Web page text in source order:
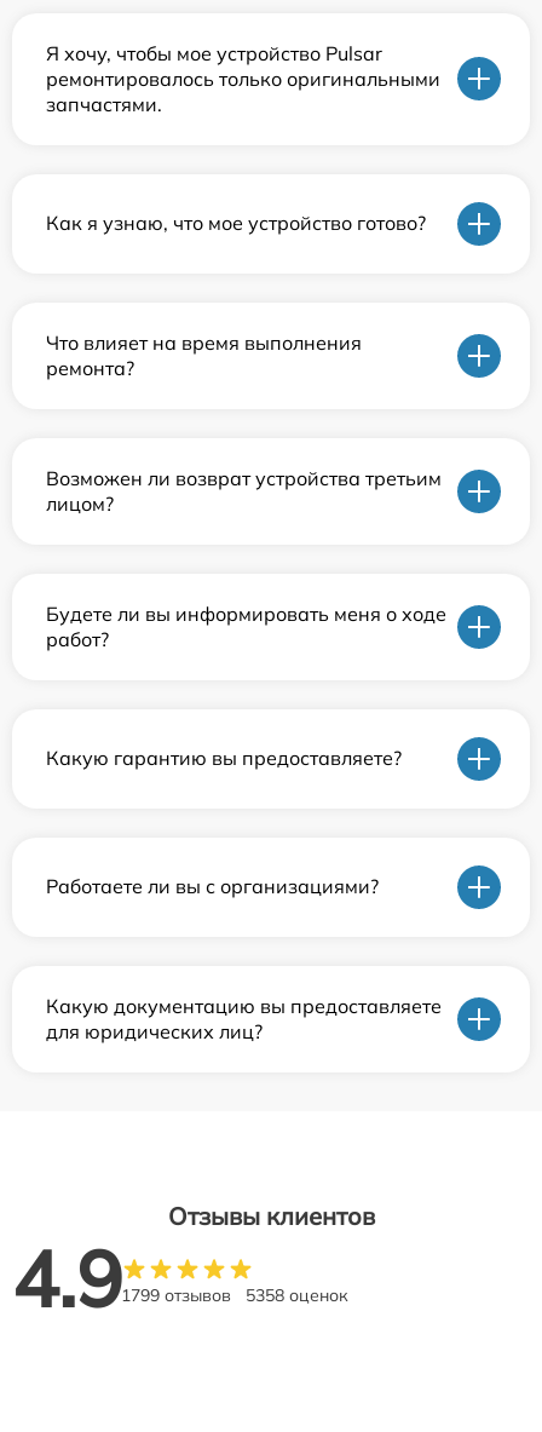
Я хочу, чтобы мое устройство Pulsar
ремонтировалось только оригинальными
запчастями.
Как я узнаю, что мое устройство готово?
Что влияет на время выполнения
ремонта?
Возможен ли возврат устройства третьим
лицом?
Будете ли вы информировать меня о ходе
работ?
Какую гарантию вы предоставляете?
Работаете ли вы с организациями?
Какую документацию вы предоставляете
для юридических лиц?
Отзывы клиентов
4.91799 отзывов 5358 оценок